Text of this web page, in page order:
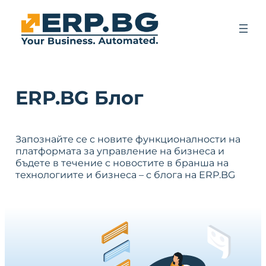
ERP.BG Блог
Запознайте се с новите функционалности на
платформата за управление на бизнеса и
бъдете в течение с новостите в бранша на
технологиите и бизнеса – с блога на ERP.BG